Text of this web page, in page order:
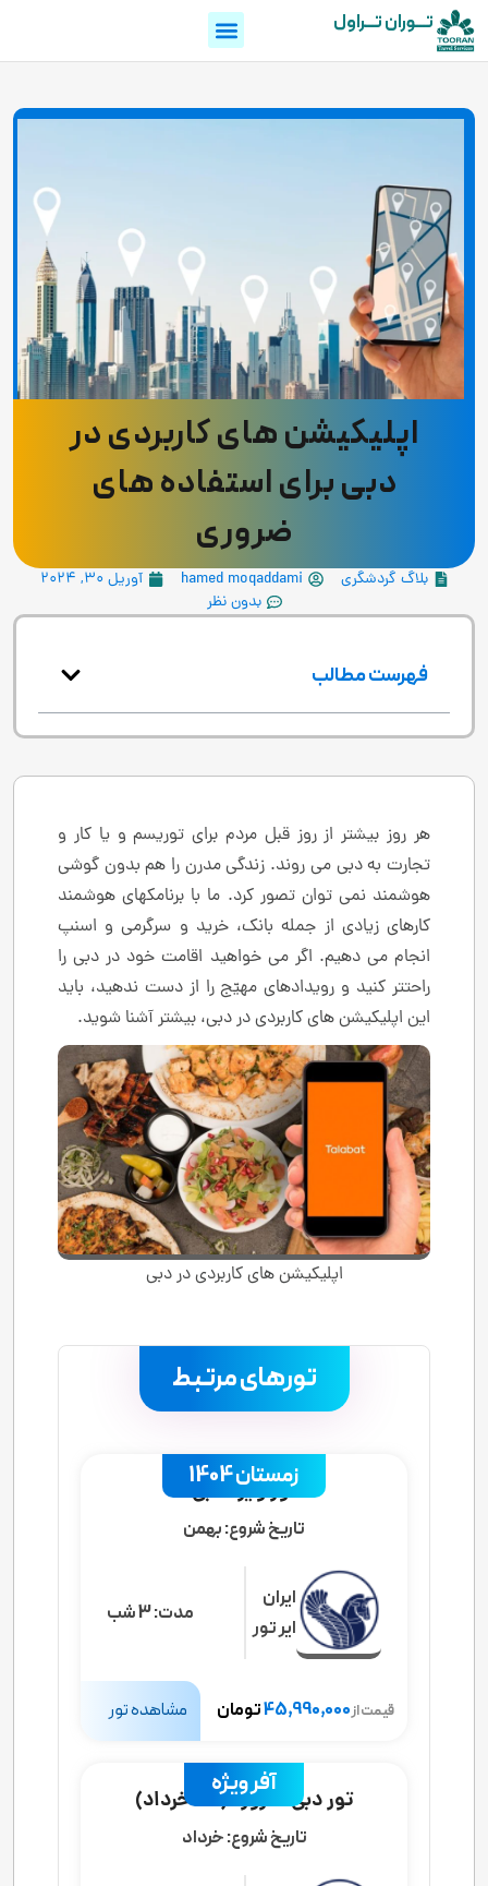
تـــوران تـــراول
اپلیکیشن های کاربردی در
دبی برای استفاده های
ضروری
بلاگ گردشگری hamed moqaddami
آوریل 30, 2024
بدون نظر
فهرست مطالب
هر روز بیشتر از روز قبل مردم برای توریسم و یا کار و
تجارت به دبی می روند. زندگی مدرن را هم بدون گوشی
هوشمند نمی توان تصور کرد. ما با برنامکهای هوشمند
کارهای زیادی از جمله بانک، خرید و سرگرمی و اسنپ
انجام می دهیم. اگر می خواهید اقامت خود در دبی را
راحتتر کنید و رویدادهای مهیّج را از دست ندهید، باید
این اپلیکیشن های کاربردی در دبی، بیشتر آشنا شوید.
اپلیکیشن های کاربردی در دبی
تورهای مرتبط
زمستان 1404
تور ویژه دبی
تاریخ شروع:بهمن
ایران
ایر تور
مدت:3 شب
قیمت از45,990,000تومان مشاهده تور
آفر ویژه
تور دبی 4 روزه (31 خرداد)
تاریخ شروع:خرداد